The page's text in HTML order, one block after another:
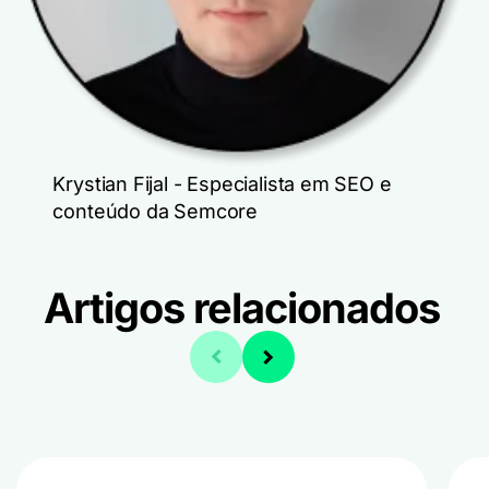
Krystian Fijal - Especialista em SEO e
conteúdo da Semcore
Artigos relacionados